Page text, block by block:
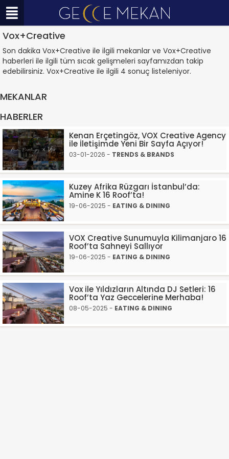
Vox+Creative
Son dakika Vox+Creative ile ilgili mekanlar ve Vox+Creative
haberleri ile ilgili tüm sıcak gelişmeleri sayfamızdan takip
edebilirsiniz. Vox+Creative ile ilgili 4 sonuç listeleniyor.
MEKANLAR
HABERLER
Kenan Erçetingöz, VOX Creative Agency
ile İletişimde Yeni Bir Sayfa Açıyor!
03-01-2026 - TRENDS & BRANDS
Kuzey Afrika Rüzgarı İstanbul’da:
Amine K 16 Roof’ta!
19-06-2025 - EATING & DINING
VOX Creative Sunumuyla Kilimanjaro 16
Roof’ta Sahneyi Sallıyor
19-06-2025 - EATING & DINING
Vox ile Yıldızların Altında DJ Setleri: 16
Roof’ta Yaz Geccelerine Merhaba!
08-05-2025 - EATING & DINING